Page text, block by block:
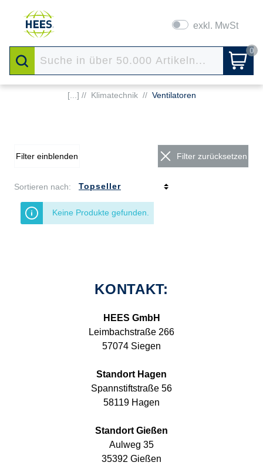
exkl. MwSt
0
[...] // Klimatechnik // Ventilatoren
Filter einblenden Filter zurücksetzen
Sortieren nach:
Keine Produkte gefunden.
KONTAKT:
HEES GmbH
Leimbachstraße 266
57074 Siegen
Standort Hagen
Spannstiftstraße 56
58119 Hagen
Standort Gießen
Aulweg 35
35392 Gießen